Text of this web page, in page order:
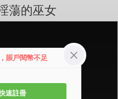
蕩的巫女
賬戶閱幣不足
速註冊